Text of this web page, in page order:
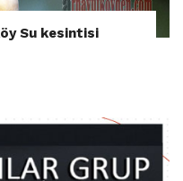
Su kesintisi